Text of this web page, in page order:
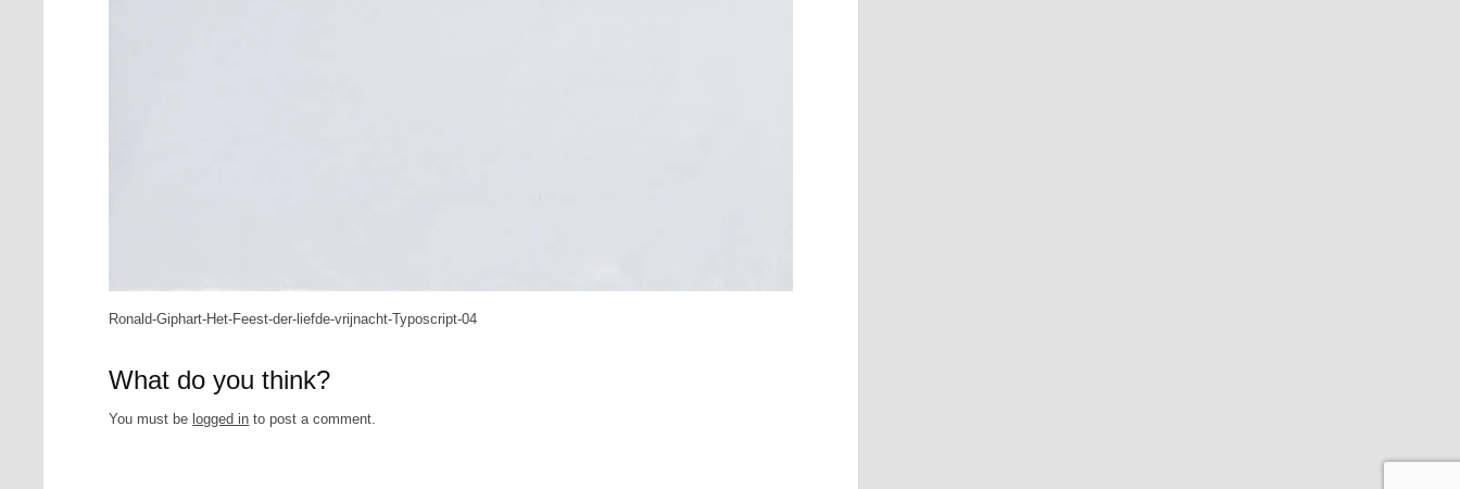
Ronald-Giphart-Het-Feest-der-liefde-vrijnacht-Typoscript-04
What do you think?
You must be logged in to post a comment.